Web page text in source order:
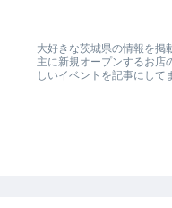
大好きな茨城県の情報を掲
主に新規オープンするお店
しいイベントを記事にして